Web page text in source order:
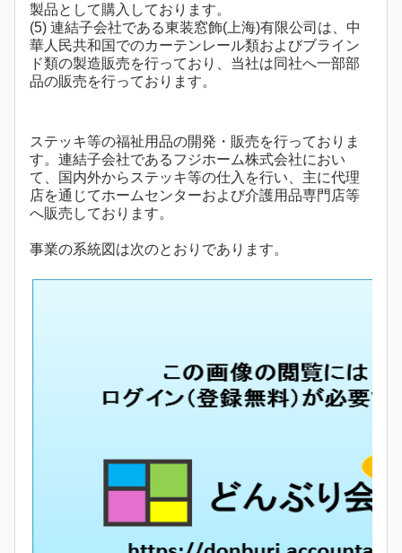
製品として購入しております。
(5) 連結子会社である東装窓飾(上海)有限公司は、中
華人民共和国でのカーテンレール類およびブライン
ド類の製造販売を行っており、当社は同社へ一部部
品の販売を行っております。
ステッキ等の福祉用品の開発・販売を行っておりま
す。連結子会社であるフジホーム株式会社におい
て、国内外からステッキ等の仕入を行い、主に代理
店を通じてホームセンターおよび介護用品専門店等
へ販売しております。
事業の系統図は次のとおりであります。